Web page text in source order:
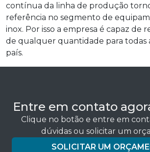
contínua da linha de produção
referência no segmento de
inox. Por isso a empresa é capaz de
de qualquer quantidade para todas
país.
Entre em contato
Clique no botão e entre em
dúvidas ou solicitar um
SOLICITAR UM